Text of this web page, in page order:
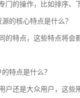
门的操作，比如排序、
的核心特点是什么？
的特点，这些特点将会
特点是什么？
户还是大众用户，这